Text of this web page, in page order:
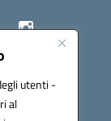
utenti -
al